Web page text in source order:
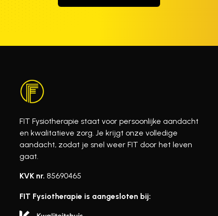
FIT Fysiotherapie staat voor persoonlijke aandacht
en kwalitatieve zorg. Je krijgt onze volledige
aandacht, zodat je snel weer FIT door het leven
gaat.
KVK nr. 85690465
FIT Fysiotherapie is aangesloten bij: